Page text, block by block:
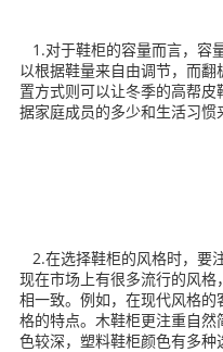
1.对于鞋柜的容量而言，容
以根据鞋量来自由调节，而
置方式则可以让冬季的高帮
据家庭成员的多少和生活习惯
2.在选择鞋柜的风格时，要
现在市场上有很多流行的风
相一致。例如，在现代风格
格的特点。木鞋柜更注重自
色较深，塑料鞋柜颜色有多种